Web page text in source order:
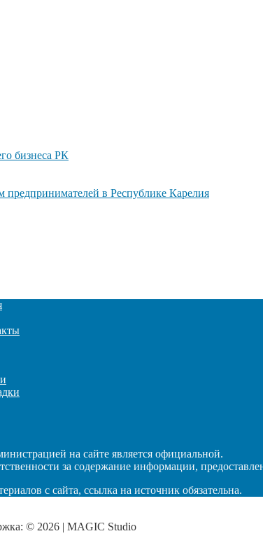
на сайте является официальной.
за содержание информации,
с сайта, ссылка на источник обязательна.
© 2026 | MAGIC Studio